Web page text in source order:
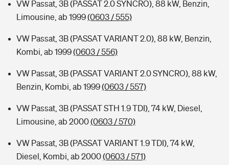
VW Passat, 3B (PASSAT 2.0 SYNCRO), 88 kW, Benzin,
Limousine, ab 1999(0603 / 555)
VW Passat, 3B (PASSAT VARIANT 2.0), 88 kW, Benzin,
Kombi, ab 1999(0603 / 556)
VW Passat, 3B (PASSAT VARIANT 2.0 SYNCRO), 88 kW,
Benzin, Kombi, ab 1999(0603 / 557)
VW Passat, 3B (PASSAT STH 1.9 TDI), 74 kW, Diesel,
Limousine, ab 2000(0603 / 570)
VW Passat, 3B (PASSAT VARIANT 1.9 TDI), 74 kW,
Diesel, Kombi, ab 2000(0603 / 571)